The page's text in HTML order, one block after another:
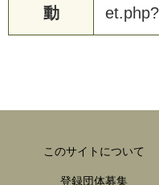
動
このサイトについて
登録団体募集